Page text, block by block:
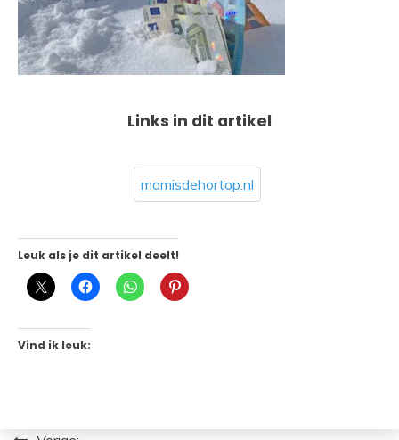
Links in dit artikel
mamisdehortop.nl
Leuk als je dit artikel deelt!
Vind ik leuk: